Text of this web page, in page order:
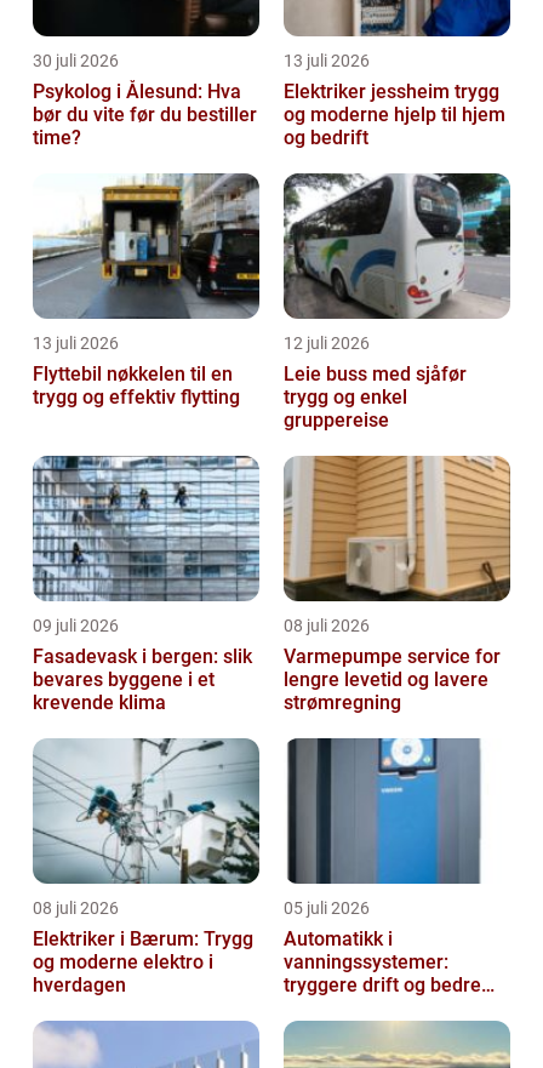
30 juli 2026
Psykolog i Ålesund: Hva
bør du vite før du bestiller
time?
13 juli 2026
Elektriker jessheim trygg
og moderne hjelp til hjem
og bedrift
13 juli 2026
Flyttebil nøkkelen til en
trygg og effektiv flytting
12 juli 2026
Leie buss med sjåfør
trygg og enkel
gruppereise
09 juli 2026
Fasadevask i bergen: slik
bevares byggene i et
krevende klima
08 juli 2026
Varmepumpe service for
lengre levetid og lavere
strømregning
08 juli 2026
Elektriker i Bærum: Trygg
og moderne elektro i
hverdagen
05 juli 2026
Automatikk i
vanningssystemer:
tryggere drift og bedre